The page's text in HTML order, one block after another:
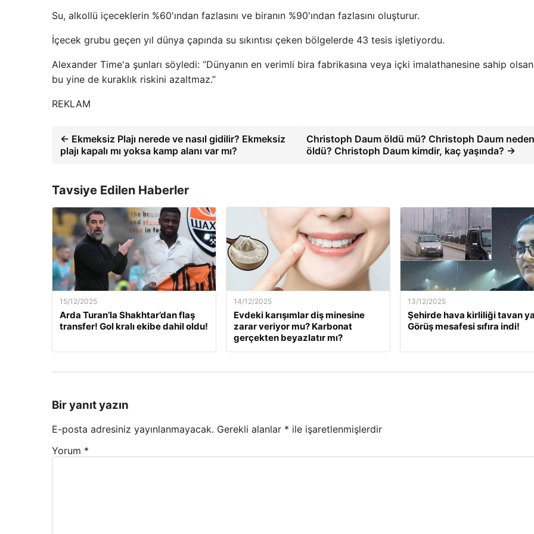
Su, alkollü içeceklerin %60'ından fazlasını ve biranın %90'ından fazlasını oluşturur.
İçecek grubu geçen yıl dünya çapında su sıkıntısı çeken bölgelerde 43 tesis işletiyordu.
Alexander Time'a şunları söyledi: “Dünyanın en verimli bira fabrikasına veya içki imalathanesine sahip
bu yine de kuraklık riskini azaltmaz.”
REKLAM
← Ekmeksiz Plajı nerede ve nasıl gidilir? Ekmeksiz
plajı kapalı mı yoksa kamp alanı var mı?
Christoph Daum öldü mü? Christoph Daum neden
öldü? Christoph Daum kimdir, kaç yaşında? →
Tavsiye Edilen Haberler
15/12/2025
Arda Turan’la Shakhtar’dan flaş
transfer! Gol kralı ekibe dahil oldu!
14/12/2025
Evdeki karışımlar diş minesine
zarar veriyor mu? Karbonat
gerçekten beyazlatır mı?
13/12/2025
Şehirde hava kirliliği tavan
Görüş mesafesi sıfıra indi!
Bir yanıt yazın
E-posta adresiniz yayınlanmayacak. Gerekli alanlar * ile işaretlenmişlerdir
Yorum *